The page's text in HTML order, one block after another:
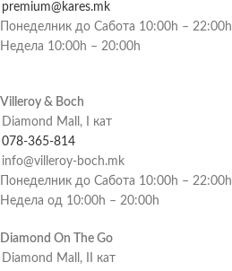
premium@kares.mk
Понеделник до Сабота 10:00h – 22:00h
Недела 10:00h – 20:00h
Villeroy & Boch
Diamond Mall, I кат
078-365-814
info@villeroy-boch.mk
Понеделник до Сабота 10:00h – 22:00h
Недела од 10:00h – 20:00h
Diamond On The Go
Diamond Mall, II кат